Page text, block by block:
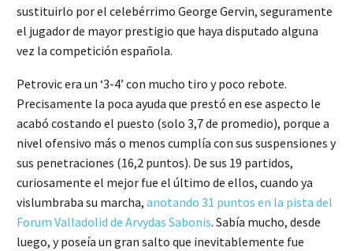
sustituirlo por el celebérrimo George Gervin, seguramente
el jugador de mayor prestigio que haya disputado alguna
vez la competición española.
Petrovic era un ‘3-4’ con mucho tiro y poco rebote.
Precisamente la poca ayuda que prestó en ese aspecto le
acabó costando el puesto (solo 3,7 de promedio), porque a
nivel ofensivo más o menos cumplía con sus suspensiones y
sus penetraciones (16,2 puntos). De sus 19 partidos,
curiosamente el mejor fue el último de ellos, cuando ya
vislumbraba su marcha, anotando 31 puntos en la pista del
Forum Valladolid de Arvydas Sabonis. Sabía mucho, desde
luego, y poseía un gran salto que inevitablemente fue